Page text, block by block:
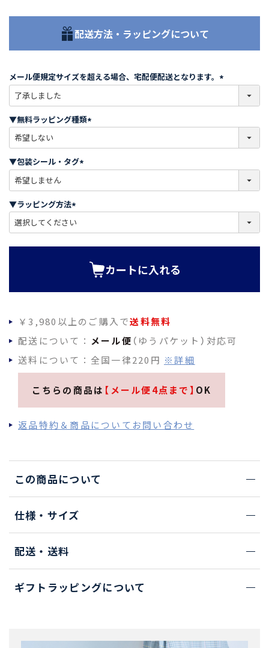
配送方法・ラッピングについて
メール便規定サイズを超える場合、宅配便配送となります。
必
)
▼無料ラッピング種類
必
)
▼包装シール・タグ
必
)
▼ラッピング方法
必
カートに入れる
￥3,980以上のご購入で送料無料
配送について： メール便 （ゆうパケット）対応可
送料について：全国一律220円 ※詳細
こちらの商品は 【メール便4点まで】 OK
返品特約＆商品についてお問い合わせ
この商品について
仕様・サイズ
配送・送料
ギフトラッピングについて